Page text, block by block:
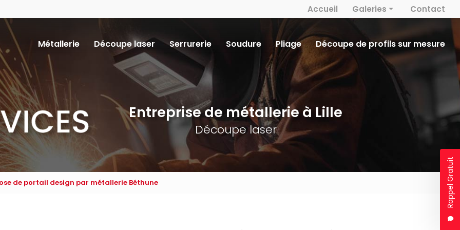
Rappel Gratuit
Accueil Galeries
Métallerie
Découpe laser
Serrurerie
Contact
Métallerie Découpe laser Serrurerie Soudure Pliage Découpe de profils sur mesure
Entreprise de métallerie à Lille
Découpe laser
de portail design par métallerie Béthune